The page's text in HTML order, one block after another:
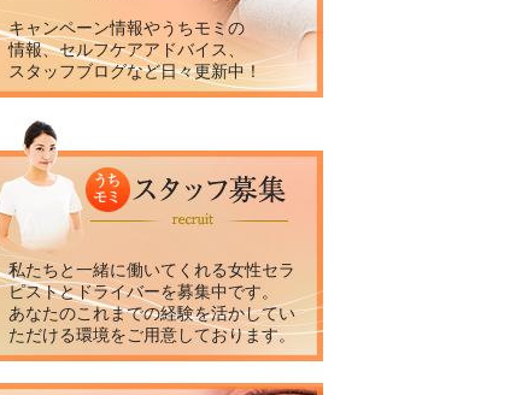
キャンペーン情報やうちモミの
情報、セルフケアアドバイス、
スタッフブログなど日々更新中！
私たちと一緒に働いてくれる女性セラ
ピストとドライバーを募集中です。
あなたのこれまでの経験を活かしてい
ただける環境をご用意しております。